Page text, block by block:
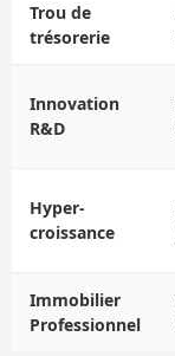
Trou de
trésorerie
Innovation
R&D
Hyper-
croissance
Immobilier
Professionnel